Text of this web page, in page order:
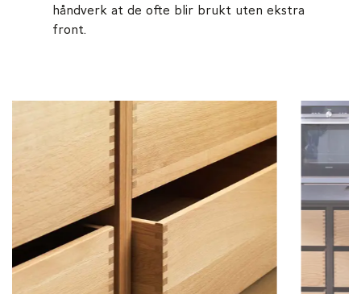
håndverk at de ofte blir brukt uten ekstra
front.